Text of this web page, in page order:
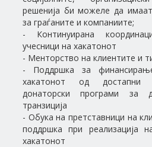
решенија би можеле да имаат
за граѓаните и компаниите;
- Континуирана
учесници на хакатонот
- Менторство на клиентите и
- Поддршка за
хакатонот од достапни
донаторски програми за
транзиција
- Обука на претставници на
поддршка при реализација
хакатонот